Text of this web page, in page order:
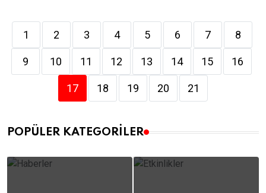
1 2 3 4 5 6 7 8
9 10 11 12 13 14 15 16
17 18 19 20 21
POPÜLER KATEGORILER